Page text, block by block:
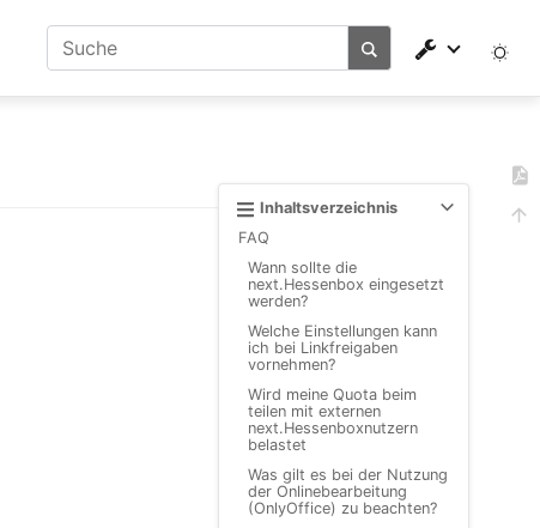
Inhaltsverzeichnis
FAQ
Wann sollte die
next.Hessenbox eingesetzt
werden?
Welche Einstellungen kann
ich bei Linkfreigaben
vornehmen?
Wird meine Quota beim
teilen mit externen
next.Hessenboxnutzern
belastet
Was gilt es bei der Nutzung
der Onlinebearbeitung
(OnlyOffice) zu beachten?